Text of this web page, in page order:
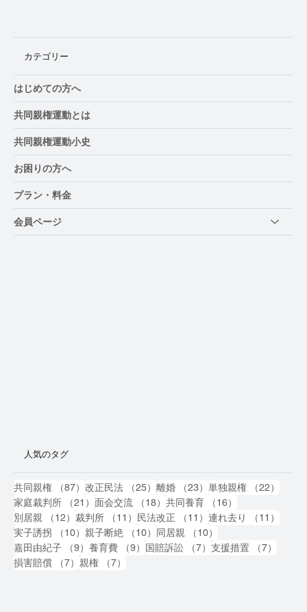
カテゴリー
はじめての方へ
共同親権運動とは
共同親権運動小史
お困りの方へ
プラン・料金
会員ページ
人気のタグ
共同親権 （87） 87件の記事
改正民法 （25） 25件の記事
離婚 （23） 23件の記事
単独親権 （22）
家庭裁判所
（21） 21件の記事
面会交流 （18） 18件の記事
共同養育 （16）
別居親
（12） 12件の記事
裁判所 （11） 11件の記事
民法改正 （11） 11件の記事
連れ去り （11）
実子誘拐
（10） 10件の記事
親子断絶 （10） 10件の記事
同居親 （10）
嘉田由紀子
（9） 9件の記事
養育費 （9） 9件の記事
国賠訴訟 （7） 7件の記事
支援措置 （7）
損害賠償
（7） 7件の記事
親権 （7）